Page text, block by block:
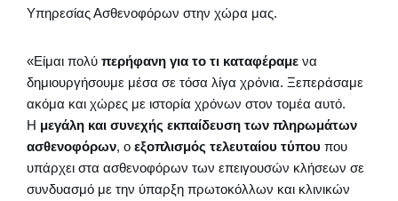
Υπηρεσίας Ασθενοφόρων στην χώρα μας.
«Είμαι πολύ περήφανη για το τι καταφέραμε να
δημιουργήσουμε μέσα σε τόσα λίγα χρόνια. Ξεπεράσαμε
ακόμα και χώρες με ιστορία χρόνων στον τομέα αυτό.
Η μεγάλη και συνεχής εκπαίδευση των πληρωμάτων
ασθενοφόρων, ο εξοπλισμός τελευταίου τύπου που
υπάρχει στα ασθενοφόρων των επειγουσών κλήσεων σε
συνδυασμό με την ύπαρξη πρωτοκόλλων και κλινικών